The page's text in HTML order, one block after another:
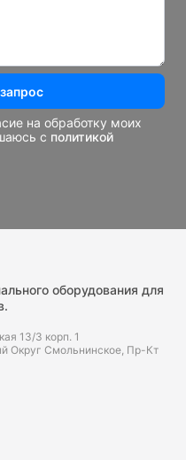
на обработку моих
с политикой
оборудования для
13/3 корп. 1
Округ Смольнинское, Пр-Кт